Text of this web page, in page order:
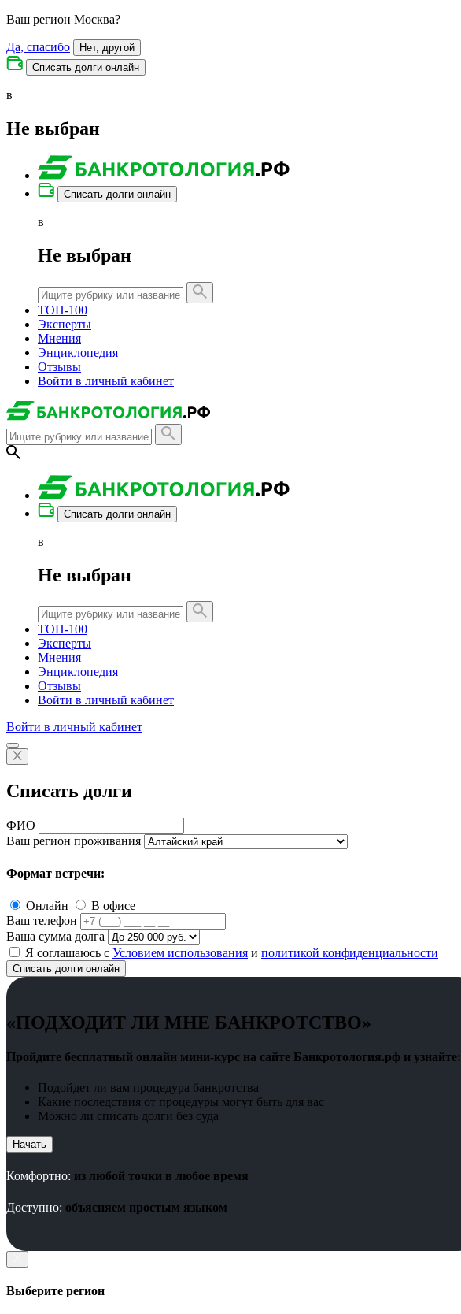
Ваш регион Москва?
Да, спасибо
Нет, другой
Списать долги онлайн
в
Не выбран
Списать долги онлайн
в
Не выбран
ТОП-100
Эксперты
Мнения
Энциклопедия
Отзывы
Войти в личный кабинет
Списать долги онлайн
в
Не выбран
ТОП-100
Эксперты
Мнения
Энциклопедия
Отзывы
Войти в личный кабинет
Войти в личный кабинет
Списать долги
ФИО
Ваш регион проживания
Формат встречи:
Онлайн
В офисе
Ваш телефон
Ваша сумма долга
Я соглашаюсь с Условием использования и политикой конфиденциальности
Списать долги онлайн
«ПОДХОДИТ ЛИ МНЕ БАНКРОТСТВО»
Пройдите бесплатный онлайн мини-курс на сайте Банкротология.рф и узнайте:
Подойдет ли вам процедура банкротства
Какие последствия от процедуры могут быть для вас
Можно ли списать долги без суда
Начать
Комфортно: из любой точки в любое время
Доступно: объясняем простым языком
Выберите регион